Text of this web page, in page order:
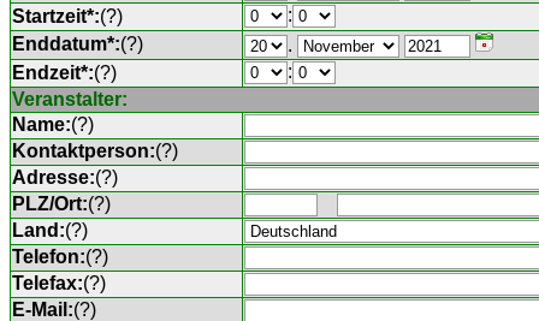
Startzeit*:(?)
:
Enddatum*:(?)
.
Endzeit*:(?)
:
Veranstalter:
Name:(?)
Kontaktperson:(?)
Adresse:(?)
PLZ/Ort:(?)
Land:(?)
Telefon:(?)
Telefax:(?)
E-Mail:(?)